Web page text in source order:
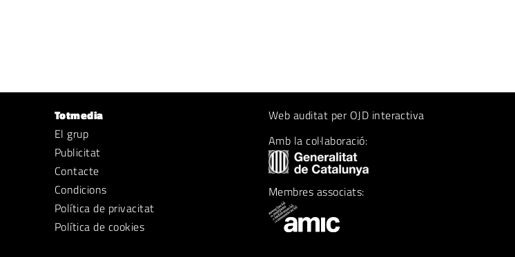
Totmedia
El grup
Publicitat
Contacte
Condicions
Política de privacitat
Política de cookies
Web auditat per OJD interactiva
Amb la col·laboració:
Membres associats: